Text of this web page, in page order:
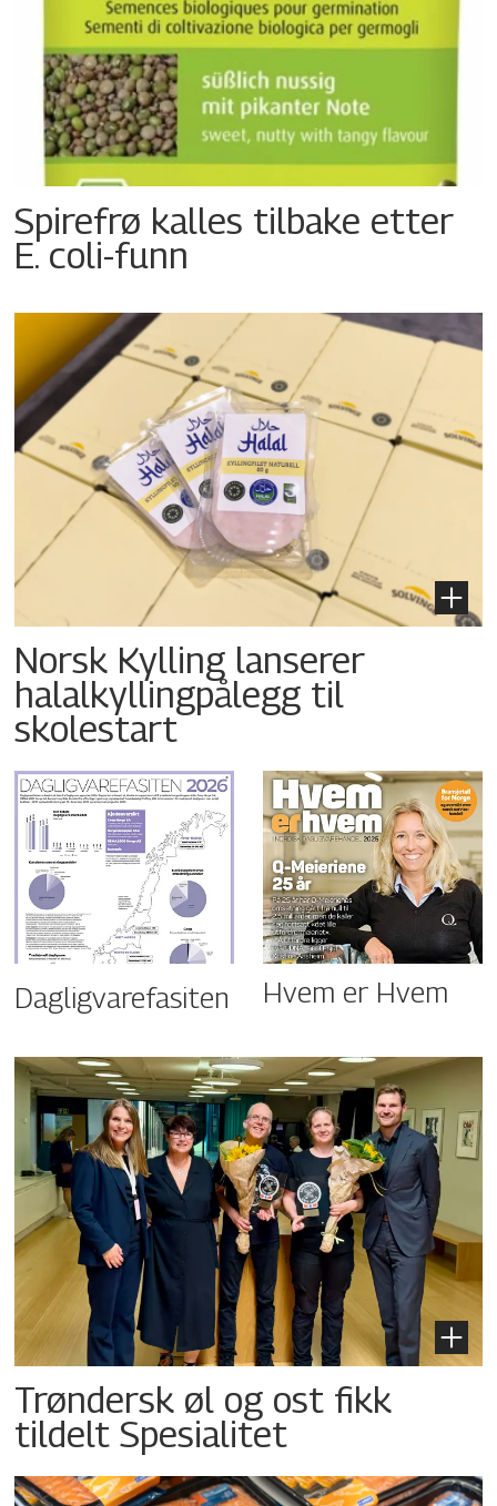
Spirefrø kalles tilbake etter
E. coli-funn
Norsk Kylling lanserer
halalkyllingpålegg til
skolestart
Dagligvarefasiten Hvem er Hvem
Trøndersk øl og ost fikk
tildelt Spesialitet